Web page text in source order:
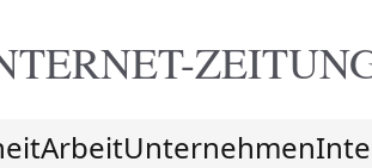
ArbeitUnternehmen